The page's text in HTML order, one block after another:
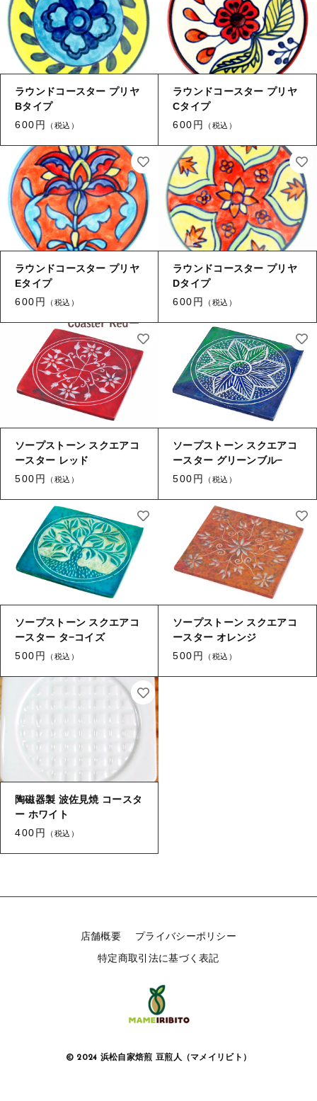
ラウンドコースター プリヤ
Bタイプ
600円
（税込）
ラウンドコースター プリヤ
Cタイプ
600円
（税込）
ラウンドコースター プリヤ
Eタイプ
600円
（税込）
ラウンドコースター プリヤ
Dタイプ
600円
（税込）
ソープストーン スクエアコ
ースター レッド
500円
（税込）
ソープストーン スクエアコ
ースター グリーンブル−
500円
（税込）
ソープストーン スクエアコ
ースター タ−コイズ
500円
（税込）
ソープストーン スクエアコ
ースター オレンジ
500円
（税込）
陶磁器製 波佐見焼 コースタ
ー ホワイト
400円
（税込）
店舗概要
プライバシーポリシー
特定商取引法に基づく表記
© 2024 浜松自家焙煎 豆煎人（マメイリビト）
当店について
お知らせ
ご利用ガイド
ログイン